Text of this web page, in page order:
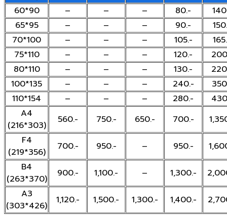
60*90
– – – 80.-
65*95
– – – 90.-
70*100
– – – 105.-
75*110
– – – 120.-
80*110
– – – 130.-
100*135
– – – 240.-
110*154
– – – 280.-
A4
(216*303)
560.- 750.- 650.- 700.-
F4
(219*356)
700.- 950.- – 950.-
B4
(263*370)
900.- 1,100.- – 1,300.-
A3
(303*426)
1,120.- 1,500.- 1,300.- 1,400.-